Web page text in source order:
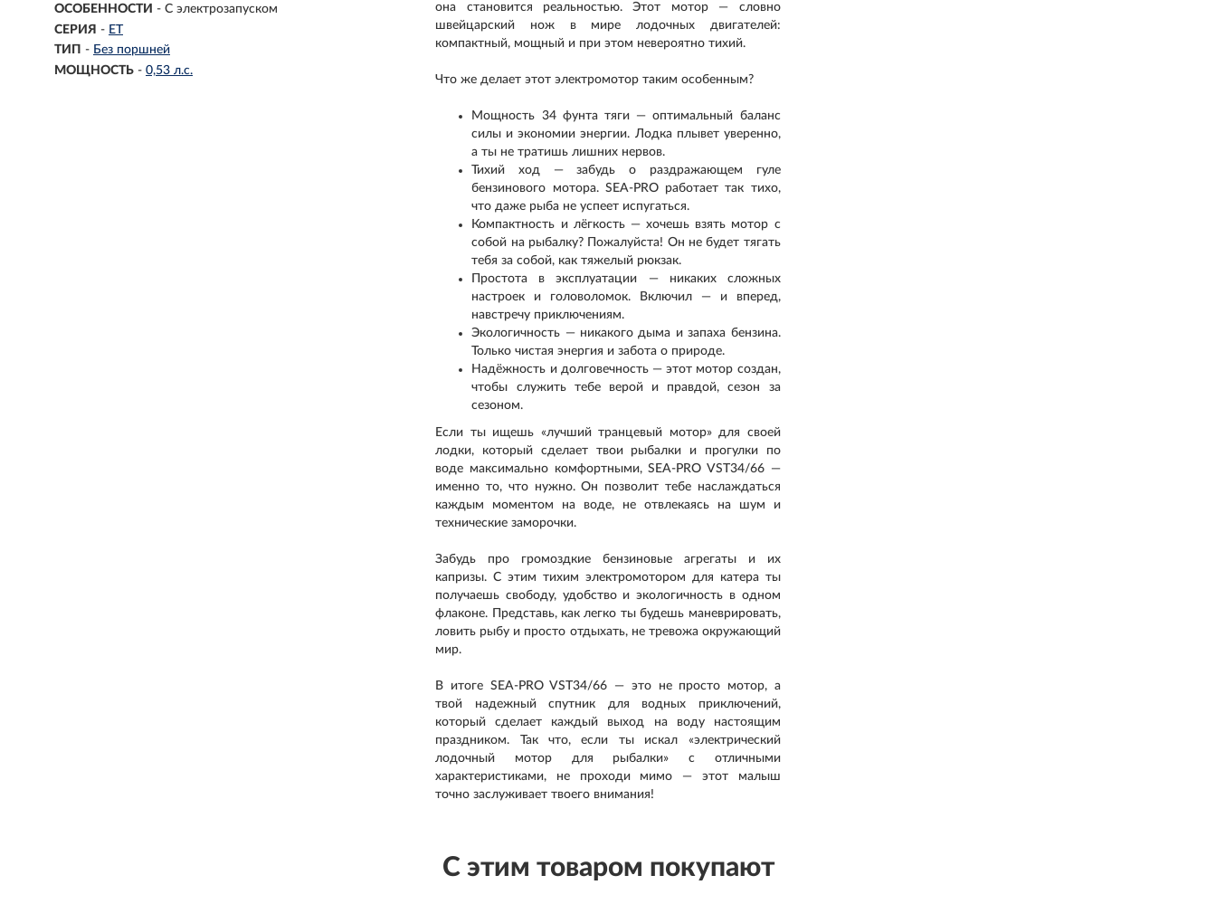
ОСОБЕННОСТИ - С электрозапуском
СЕРИЯ - ET
ТИП - Без поршней
МОЩНОСТЬ - 0,53 л.с.
она становится реальностью. Этот мотор — словно
швейцарский нож в мире лодочных двигателей:
компактный, мощный и при этом невероятно тихий.
Что же делает этот электромотор таким особенным?
Мощность 34 фунта тяги — оптимальный баланс
силы и экономии энергии. Лодка плывет уверенно,
а ты не тратишь лишних нервов.
Тихий ход — забудь о раздражающем гуле
бензинового мотора. SEA-PRO работает так тихо,
что даже рыба не успеет испугаться.
Компактность и лёгкость — хочешь взять мотор с
собой на рыбалку? Пожалуйста! Он не будет тягать
тебя за собой, как тяжелый рюкзак.
Простота в эксплуатации — никаких сложных
настроек и головоломок. Включил — и вперед,
навстречу приключениям.
Экологичность — никакого дыма и запаха бензина.
Только чистая энергия и забота о природе.
Надёжность и долговечность — этот мотор создан,
чтобы служить тебе верой и правдой, сезон за
сезоном.
Если ты ищешь «лучший транцевый мотор» для своей
лодки, который сделает твои рыбалки и прогулки по
воде максимально комфортными, SEA-PRO VST34/66 —
именно то, что нужно. Он позволит тебе наслаждаться
каждым моментом на воде, не отвлекаясь на шум и
технические заморочки.
Забудь про громоздкие бензиновые агрегаты и их
капризы. С этим тихим электромотором для катера ты
получаешь свободу, удобство и экологичность в одном
флаконе. Представь, как легко ты будешь маневрировать,
ловить рыбу и просто отдыхать, не тревожа окружающий
мир.
В итоге SEA-PRO VST34/66 — это не просто мотор, а
твой надежный спутник для водных приключений,
который сделает каждый выход на воду настоящим
праздником. Так что, если ты искал «электрический
лодочный мотор для рыбалки» с отличными
характеристиками, не проходи мимо — этот малыш
точно заслуживает твоего внимания!
С этим товаром покупают